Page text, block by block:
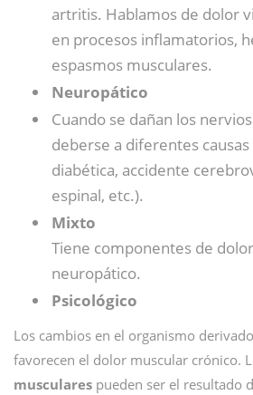
artritis. Hablamos de dolor
en procesos inflamatorios,
espasmos musculares.
Neuropático
Cuando se dañan los
deberse a diferentes
diabética, accidente
espinal, etc.).
Mixto
Tiene componentes de
neuropático.
Psicológico
Los cambios en el organismo
favorecen el dolor muscular crónico.
musculares pueden ser el resultado